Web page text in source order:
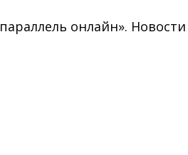
онлайн».